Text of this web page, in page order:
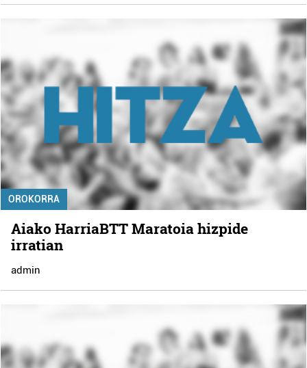
OROKORRA
Aiako HarriaBTT Maratoia hizpide
irratian
admin